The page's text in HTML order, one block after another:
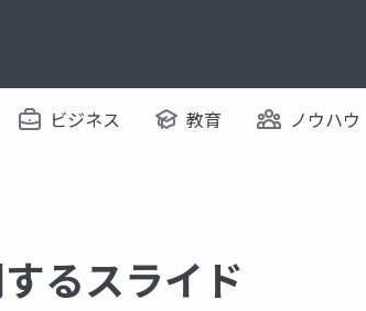
ビジネス 教育 ノウハウ
るスライド